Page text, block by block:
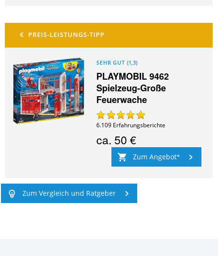
SEHR GUT (1,3)
PLAYMOBIL 9462
Spielzeug-Große
Feuerwache
6.109 Erfahrungsberichte
ca. 50 €
Zum Angebot
Zum Vergleich und Ratgeber